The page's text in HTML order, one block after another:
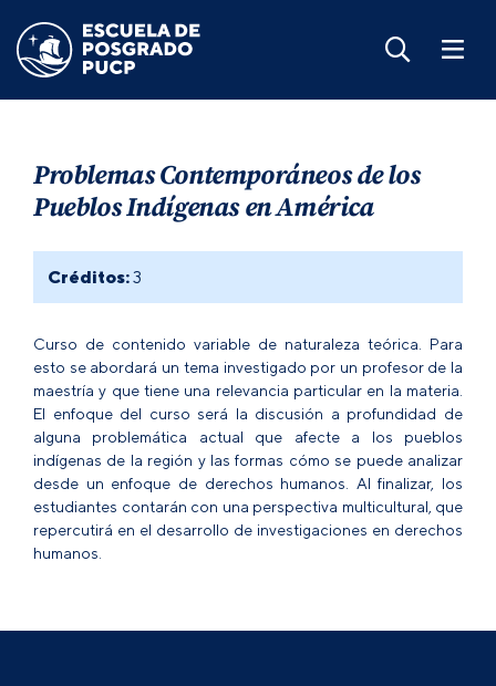
Problemas Contemporáneos de los
Pueblos Indígenas en América
Créditos:3
Curso de contenido variable de naturaleza teórica. Para
esto se abordará un tema investigado por un profesor de la
maestría y que tiene una relevancia particular en la materia.
El enfoque del curso será la discusión a profundidad de
alguna problemática actual que afecte a los pueblos
indígenas de la región y las formas cómo se puede analizar
desde un enfoque de derechos humanos. Al finalizar, los
estudiantes contarán con una perspectiva multicultural, que
repercutirá en el desarrollo de investigaciones en derechos
humanos.